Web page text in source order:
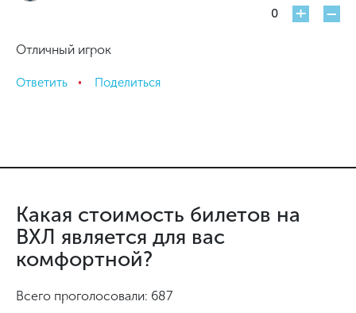
0
+ -
Отличный игрок
Ответить Поделиться
Какая стоимость билетов на
ВХЛ является для вас
комфортной?
Всего проголосовали: 687